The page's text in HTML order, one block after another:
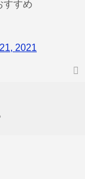
すすめ
2021